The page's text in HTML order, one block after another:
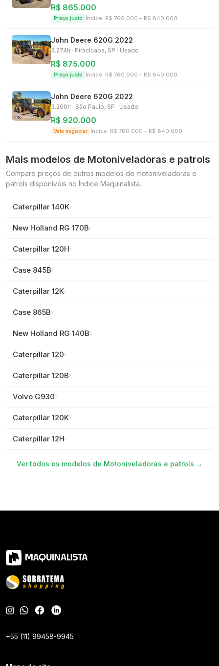
R$ 865.000
Preço justo Índice: R$ 760.000 – R$ 840.000
John Deere 620G 2022
3.274h · Piracicaba, SP · Usado
R$ 875.000
Preço justo Índice: R$ 760.000 – R$ 840.000
John Deere 620G 2022
3.200h · São Paulo, SP · Usado
R$ 920.000
Vale negociar Índice: R$ 760.000 – R$ 840.000
Mais modelos de Motoniveladoras e patrols
Compare preços de outros modelos de motoniveladoras e
patrols disponíveis no Índice Maquinalista.
Caterpillar 140K›
New Holland RG 170B›
Caterpillar 120H›
Case 845B›
Caterpillar 12K›
Case 865B›
New Holland RG 140B›
Caterpillar 120›
Caterpillar 120B›
Volvo G930›
Caterpillar 120K›
Caterpillar 12H›
Ver todos os modelos de Motoniveladoras e patrols →
+55 (11) 99458-9945